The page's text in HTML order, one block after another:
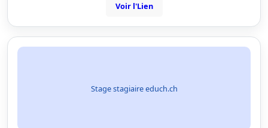
Voir l'Lien
Stage stagiaire educh.ch